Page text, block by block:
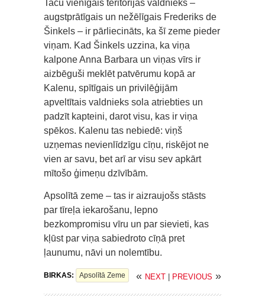
Taču vienīgais teritorijas valdnieks –
augstprātīgais un nežēlīgais Frederiks de
Šinkels – ir pārliecināts, ka šī zeme pieder
viņam. Kad Šinkels uzzina, ka viņa
kalpone Anna Barbara un viņas vīrs ir
aizbēguši meklēt patvērumu kopā ar
Kalenu, spītīgais un privilēģijām
apveltītais valdnieks sola atriebties un
padzīt kapteini, darot visu, kas ir viņa
spēkos. Kalenu tas nebiedē: viņš
uzņemas nevienlīdzīgu cīņu, riskējot ne
vien ar savu, bet arī ar visu sev apkārt
mītošo ģimeņu dzīvībām.
Apsolītā zeme – tas ir aizraujošs stāsts
par tīreļa iekarošanu, lepno
bezkompromisu vīru un par sievieti, kas
kļūst par viņa sabiedroto cīņā pret
ļaunumu, nāvi un nolemtību.
BIRKAS: Apsolītā Zeme « NEXT | PREVIOUS »